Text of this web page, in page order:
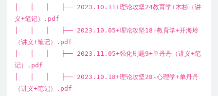
│ │ │ ├── 2023.10.11+理论攻坚24教育学+木杉（讲
义+笔记）.pdf
│ │ │ ├── 2023.10.05+理论攻坚18-教育学+开海玲
（讲义+笔记）.pdf
│ │ │ ├── 2023.11.05+强化刷题9+单丹丹（讲义+笔
记）.pdf
│ │ │ ├── 2023.10.18+理论攻坚28-心理学+单丹丹
（讲义+笔记）.pdf